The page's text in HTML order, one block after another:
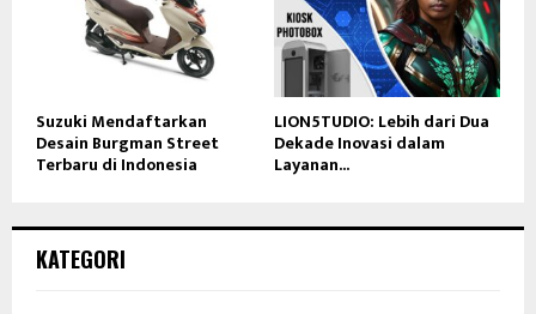
Suzuki Mendaftarkan
Desain Burgman Street
Terbaru di Indonesia
LION5TUDIO: Lebih dari Dua
Dekade Inovasi dalam
Layanan...
KATEGORI